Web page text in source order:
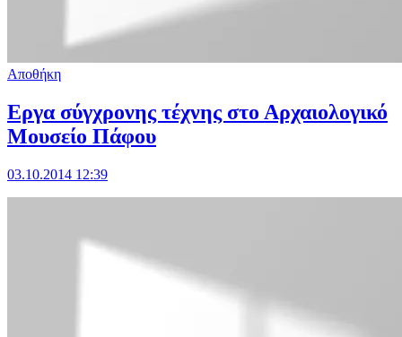
Αποθήκη
Εργα σύγχρονης τέχνης στο Αρχαιολογικό
Μουσείο Πάφου
03.10.2014 12:39